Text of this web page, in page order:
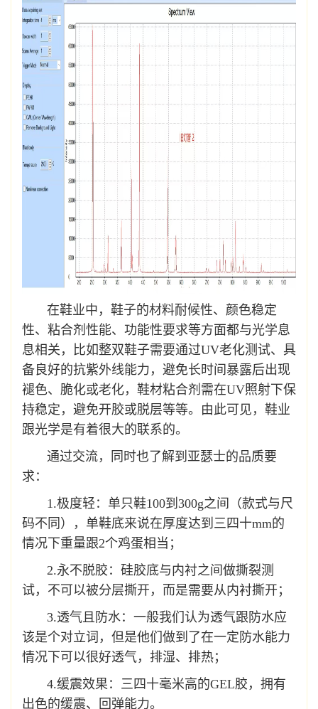
在鞋业中，鞋子的材料耐候性、颜色稳定
性、粘合剂性能、功能性要求等方面都与光学息
息相关，比如整双鞋子需要通过UV老化测试、具
备良好的抗紫外线能力，避免长时间暴露后出现
褪色、脆化或老化，鞋材粘合剂需在UV照射下保
持稳定，避免开胶或脱层等等。由此可见，鞋业
跟光学是有着很大的联系的。
通过交流，同时也了解到亚瑟士的品质要
求：
1.极度轻：单只鞋100到300g之间（款式与尺
码不同），单鞋底来说在厚度达到三四十mm的
情况下重量跟2个鸡蛋相当；
2.永不脱胶：硅胶底与内衬之间做撕裂测
试，不可以被分层撕开，而是需要从内衬撕开；
3.透气且防水：一般我们认为透气跟防水应
该是个对立词，但是他们做到了在一定防水能力
情况下可以很好透气，排湿、排热；
4.缓震效果：三四十毫米高的GEL胶，拥有
出色的缓震、回弹能力。